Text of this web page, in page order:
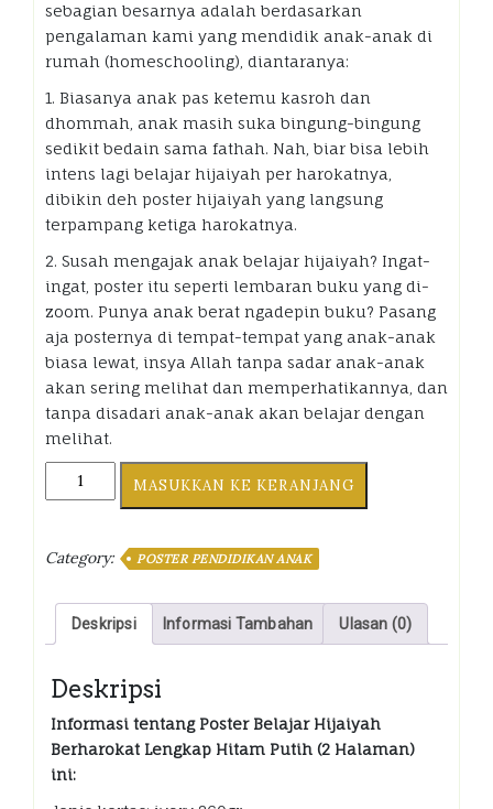
sebagian besarnya adalah berdasarkan
pengalaman kami yang mendidik anak-anak di
rumah (homeschooling), diantaranya:
1. Biasanya anak pas ketemu kasroh dan
dhommah, anak masih suka bingung-bingung
sedikit bedain sama fathah. Nah, biar bisa lebih
intens lagi belajar hijaiyah per harokatnya,
dibikin deh poster hijaiyah yang langsung
terpampang ketiga harokatnya.
2. Susah mengajak anak belajar hijaiyah? Ingat-
ingat, poster itu seperti lembaran buku yang di-
zoom. Punya anak berat ngadepin buku? Pasang
aja posternya di tempat-tempat yang anak-anak
biasa lewat, insya Allah tanpa sadar anak-anak
akan sering melihat dan memperhatikannya, dan
tanpa disadari anak-anak akan belajar dengan
melihat.
Poster
Belajar
Lengkap
Putih
kuantiti
MASUKKAN KE KERANJANG
Category: POSTER PENDIDIKAN ANAK
Deskripsi Informasi Tambahan Ulasan (0)
Deskripsi
Informasi tentang Poster Belajar Hijaiyah
Berharokat Lengkap Hitam Putih (2 Halaman)
ini: